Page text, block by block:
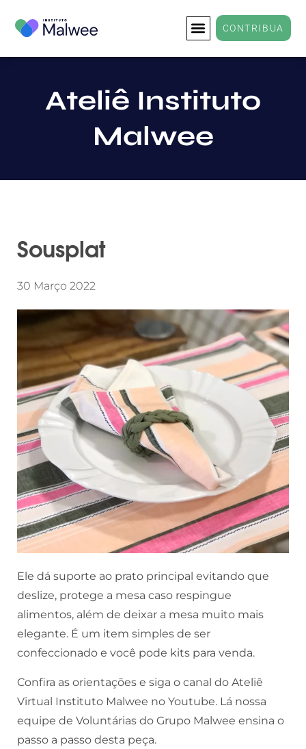
CONTRIBUA
Ateliê Instituto
Malwee
Sousplat
30 Março 2022
Ele dá suporte ao prato principal evitando que
deslize, protege a mesa caso respingue
alimentos, além de deixar a mesa muito mais
elegante. É um item simples de ser
confeccionado e você pode kits para venda.
Confira as orientações e siga o canal do Ateliê
Virtual Instituto Malwee no Youtube. Lá nossa
equipe de Voluntárias do Grupo Malwee ensina o
passo a passo desta peça.